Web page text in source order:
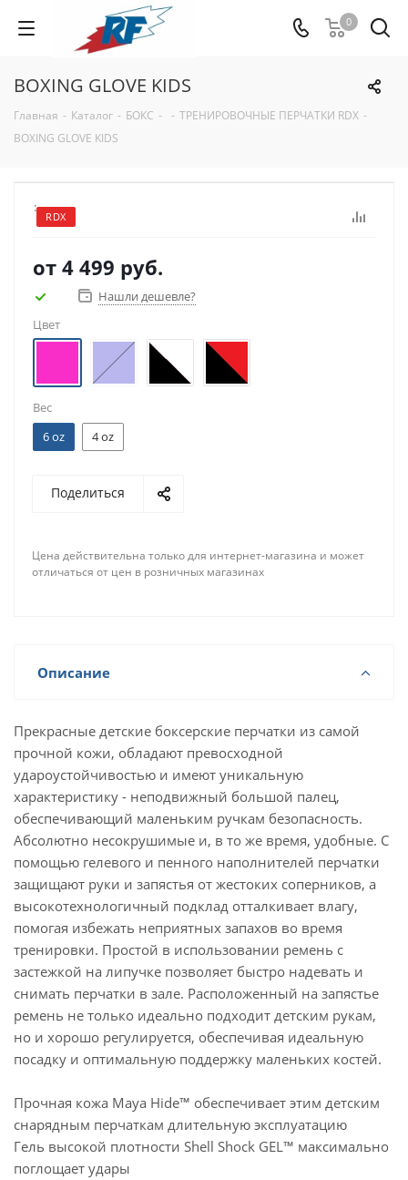
0
BOXING GLOVE KIDS
Главная - Каталог - БОКС - - ТРЕНИРОВОЧНЫЕ ПЕРЧАТКИ RDX -
BOXING GLOVE KIDS
RDX
:
от 4 499 руб.
Нашли дешевле?
Цвет
Вес
6 oz
4 oz
Поделиться
Цена действительна только для интернет-магазина и может
отличаться от цен в розничных магазинах
Описание
Прекрасные детские боксерские перчатки из самой
прочной кожи, обладают превосходной
удароустойчивостью и имеют уникальную
характеристику - неподвижный большой палец,
обеспечивающий маленьким ручкам безопасность.
Абсолютно несокрушимые и, в то же время, удобные. С
помощью гелевого и пенного наполнителей перчатки
защищают руки и запястья от жестоких соперников, а
высокотехнологичный подклад отталкивает влагу,
помогая избежать неприятных запахов во время
тренировки. Простой в использовании ремень с
застежкой на липучке позволяет быстро надевать и
снимать перчатки в зале. Расположенный на запястье
ремень не только идеально подходит детским рукам,
но и хорошо регулируется, обеспечивая идеальную
посадку и оптимальную поддержку маленьких костей.
Прочная кожа Maya Hide™ обеспечивает этим детским
снарядным перчаткам длительную эксплуатацию
Гель высокой плотности Shell Shock GEL™ максимально
поглощает удары